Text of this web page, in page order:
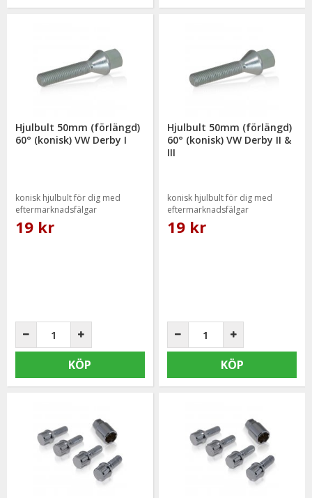
Hjulbult 50mm (förlängd)
60° (konisk) VW Derby I
konisk hjulbult för dig med
eftermarknadsfälgar
19 kr
KÖP
Hjulbult 50mm (förlängd)
60° (konisk) VW Derby II &
III
konisk hjulbult för dig med
eftermarknadsfälgar
19 kr
KÖP